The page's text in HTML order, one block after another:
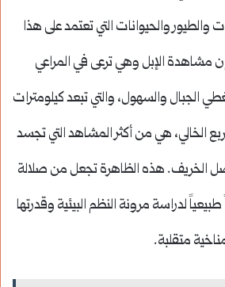
والحيوانات التي تعتمد على هذا
مشاهدة الإبل وهي ترعى في المراعي
الجبال والسهول، والتي تبعد كيلومترات
الخالي، هي من أكثر المشاهد التي تجسد
الخريف. هذه الظاهرة تجعل من صلالة
لدراسة مرونة النظم البيئية وقدرتها
متقلبة.